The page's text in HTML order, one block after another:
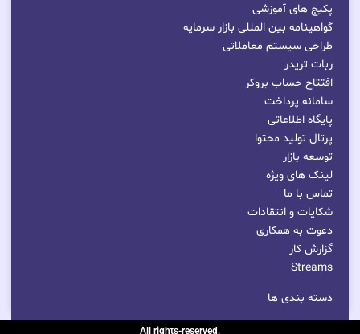
پکیج های آموزشی
گواهینامه بین المللی بازار سرمایه
طراحی سیستم معاملاتی
ربات تریدر
افتتاح حساب بروکر
سامانه پرداخت
پایگاه اطلاعاتی
پرتال تولید محتوا
توسعه بازار
لینک های ویژه
تماس با ما
شکایات و انتقادات
دعوت به همکاری
گزارش کار
Streams
دسته بندی ها
.All rights-reserved